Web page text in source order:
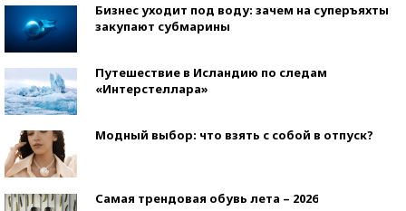
Бизнес уходит под воду: зачем на суперъяхты
закупают субмарины
Путешествие в Исландию по следам
«Интерстеллара»
Модный выбор: что взять с собой в отпуск?
Самая трендовая обувь лета – 2026